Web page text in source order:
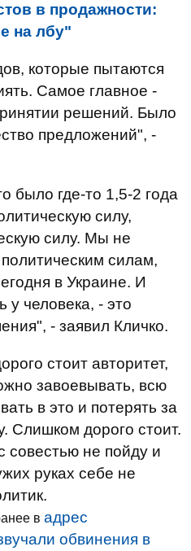
в продажности:
на лбу"
которые пытаются
Самое главное -
решений. Было
предложений", -
было где-то 1,5-2 года
силу,
силу. Мы не
силам,
в Украине. И
у человека, - это
- заявил Кличко.
стоит авторитет,
завоевывать, всю
в это и потерять за
Слишком дорого стоит.
совестью не пойду и
руках себе не
в адрес
обвинения в